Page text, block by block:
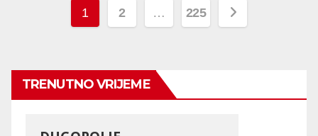
Posts
1 2 … 225
TRENUTNO VRIJEME